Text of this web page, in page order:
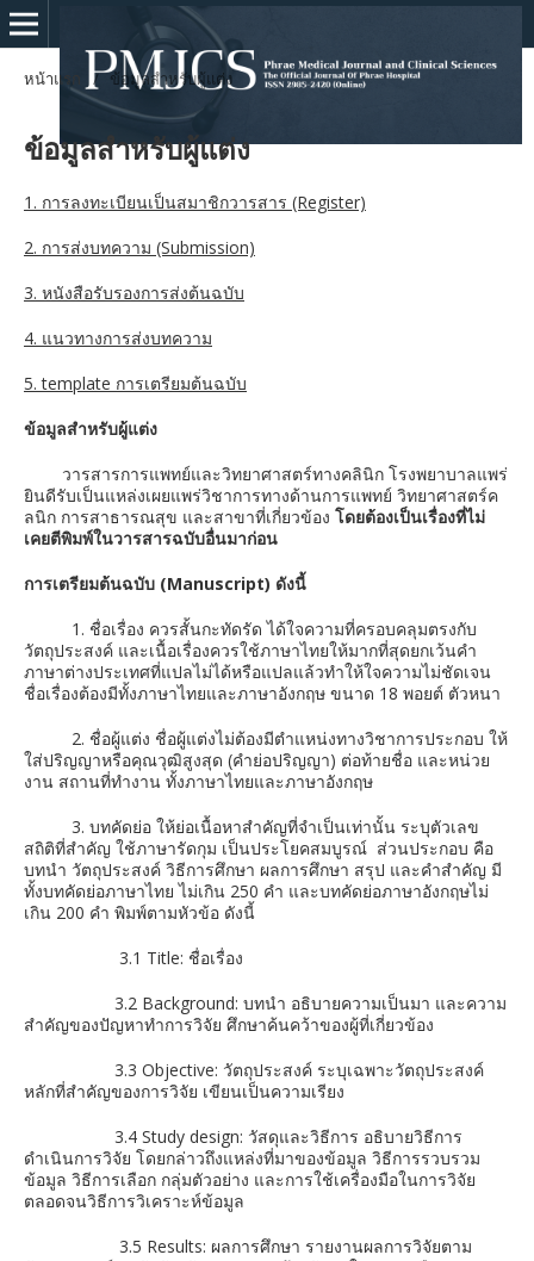
หน้าแรก / ข้อมูลสำหรับผู้แต่ง
ข้อมูลสำหรับผู้แต่ง
1. การลงทะเบียนเป็นสมาชิกวารสาร (Register)
2. การส่งบทความ (Submission)
3. หนังสือรับรองการส่งต้นฉบับ
4. แนวทางการส่งบทความ
5. template การเตรียมต้นฉบับ
ข้อมูลสำหรับผู้แต่ง
วารสารการแพทย์และวิทยาศาสตร์ทางคลินิก โรงพยาบาลแพร่
ยินดีรับเป็นแหล่งเผยแพร่วิชาการทางด้านการแพทย์ วิทยาศาสตร์ค
ลนิก การสาธารณสุข และสาขาที่เกี่ยวข้อง โดยต้องเป็นเรื่องที่ไม่
เคยตีพิมพ์ในวารสารฉบับอื่นมาก่อน
การเตรียมต้นฉบับ (Manuscript) ดังนี้
1. ชื่อเรื่อง ควรสั้นกะทัดรัด ได้ใจความที่ครอบคลุมตรงกับ
วัตถุประสงค์ และเนื้อเรื่องควรใช้ภาษาไทยให้มากที่สุดยกเว้นคำ
ภาษาต่างประเทศที่แปลไม่ได้หรือแปลแล้วทำให้ใจความไม่ชัดเจน
ชื่อเรื่องต้องมีทั้งภาษาไทยและภาษาอังกฤษ ขนาด 18 พอยต์ ตัวหนา
2. ชื่อผู้แต่ง ชื่อผู้แต่งไม่ต้องมีตำแหน่งทางวิชาการประกอบ ให้
ใส่ปริญญาหรือคุณวุฒิสูงสุด (คำย่อปริญญา) ต่อท้ายชื่อ และหน่วย
งาน สถานที่ทำงาน ทั้งภาษาไทยและภาษาอังกฤษ
3. บทคัดย่อ ให้ย่อเนื้อหาสำคัญที่จำเป็นเท่านั้น ระบุตัวเลข
สถิติที่สำคัญ ใช้ภาษารัดกุม เป็นประโยคสมบูรณ์ ส่วนประกอบ คือ
บทนำ วัตถุประสงค์ วิธีการศึกษา ผลการศึกษา สรุป และคำสำคัญ มี
ทั้งบทคัดย่อภาษาไทย ไม่เกิน 250 คำ และบทคัดย่อภาษาอังกฤษไม่
เกิน 200 คำ พิมพ์ตามหัวข้อ ดังนี้
3.1 Title: ชื่อเรื่อง
3.2 Background: บทนำ อธิบายความเป็นมา และความ
สำคัญของปัญหาทำการวิจัย ศึกษาค้นคว้าของผู้ที่เกี่ยวข้อง
3.3 Objective: วัตถุประสงค์ ระบุเฉพาะวัตถุประสงค์
หลักที่สำคัญของการวิจัย เขียนเป็นความเรียง
3.4 Study design: วัสดุและวิธีการ อธิบายวิธีการ
ดำเนินการวิจัย โดยกล่าวถึงแหล่งที่มาของข้อมูล วิธีการรวบรวม
ข้อมูล วิธีการเลือก กลุ่มตัวอย่าง และการใช้เครื่องมือในการวิจัย
ตลอดจนวิธีการวิเคราะห์ข้อมูล
3.5 Results: ผลการศึกษา รายงานผลการวิจัยตาม